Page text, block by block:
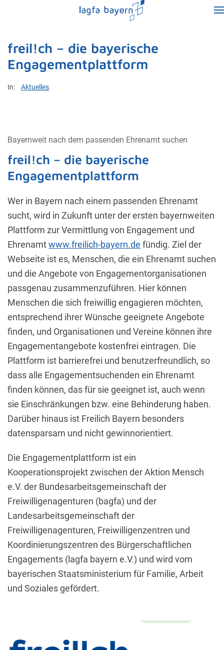
freil!ch – die bayerische
Engagementplattform
In: Aktuelles
Bayernweit nach dem passenden Ehrenamt suchen
freil!ch – die bayerische
Engagementplattform
Wer in Bayern nach einem passenden Ehrenamt
sucht, wird in Zukunft unter der ersten bayernweiten
Plattform zur Vermittlung von Engagement und
Ehrenamtwww.freilich-bayern.de fündig. Ziel der
Webseite ist es, Menschen, die ein Ehrenamt suchen
und die Angebote von Engagementorganisationen
passgenau zusammenzuführen. Hier können
Menschen die sich freiwillig engagieren möchten,
entsprechend ihrer Wünsche geeignete Angebote
finden, und Organisationen und Vereine können ihre
Engagementangebote kostenfrei eintragen. Die
Plattform ist barrierefrei und benutzerfreundlich, so
dass alle Engagementsuchenden ein Ehrenamt
finden können, das für sie geeignet ist, auch wenn
sie Einschränkungen bzw. eine Behinderung haben.
Darüber hinaus ist Freilich Bayern besonders
datensparsam und nicht gewinnorientiert.
Die Engagementplattform ist ein
Kooperationsprojekt zwischen der Aktion Mensch
e.V. der Bundesarbeitsgemeinschaft der
Freiwilligenagenturen (bagfa) und der
Landesarbeitsgemeinschaft der
Freiwilligenagenturen, Freiwilligenzentren und
Koordinierungszentren des Bürgerschaftlichen
Engagements (lagfa bayern e.V.) und wird vom
bayerischen Staatsministerium für Familie, Arbeit
und Soziales gefördert.